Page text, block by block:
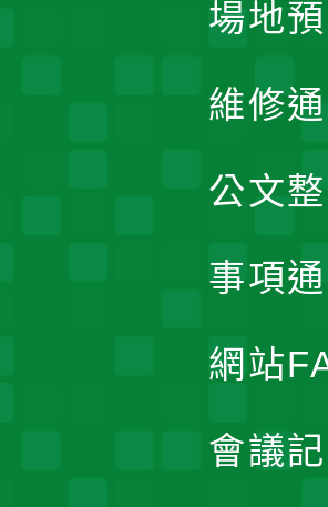
場地
維修
公文
事項
網站
會議